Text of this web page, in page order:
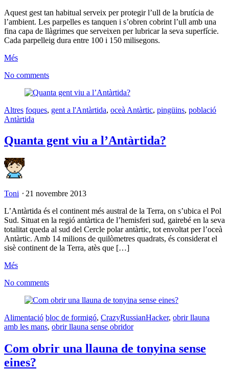
Aquest gest tan habitual serveix per protegir l’ull de la brutícia de
l’ambient. Les parpelles es tanquen i s’obren cobrint l’ull amb una
fina capa de llàgrimes que serveixen per lubricar la seva superfície.
Cada parpelleig dura entre 100 i 150 milisegons.
Més
No comments
Altres foques, gent a l'Antàrtida, oceà Antàrtic, pingüins, població
Antàrtida
Quanta gent viu a l’Antàrtida?
Toni ⋅ 21 novembre 2013
L’Antàrtida és el continent més austral de la Terra, on s’ubica el Pol
Sud. Situat en la regió antàrtica de l’hemisferi sud, gairebé en la seva
totalitat queda al sud del Cercle polar antàrtic, tot envoltat per l’oceà
Antàrtic. Amb 14 milions de quilòmetres quadrats, és considerat el
sisè continent de la Terra, atès que […]
Més
No comments
Alimentació bloc de formigó, CrazyRussianHacker, obrir llauna
amb les mans, obrir llauna sense obridor
Com obrir una llauna de tonyina sense
eines?